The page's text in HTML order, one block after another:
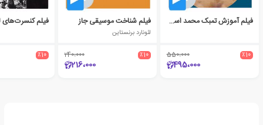
فیلم آموزش تمبک محمد اسماعیلی
٪10 550،000
495،000
فیلم شناخت موسیقی جاز
لئونارد برنستاین
٪10 240،000
216،000
٪10